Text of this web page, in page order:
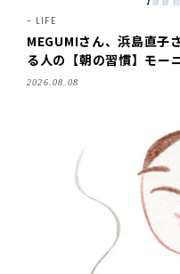
LIFE
MEGUMIさん、浜島直
る人の【朝の習慣】モー
2026.08.08